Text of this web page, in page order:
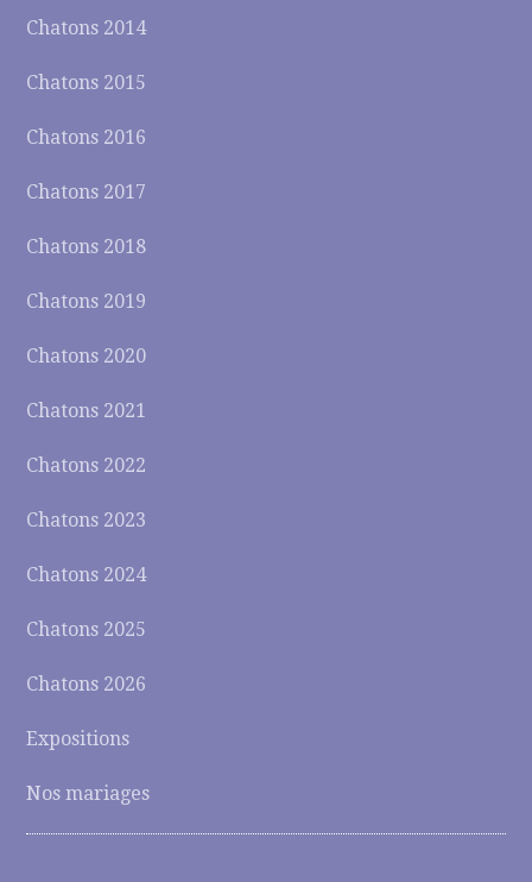
Chatons 2014
Chatons 2015
Chatons 2016
Chatons 2017
Chatons 2018
Chatons 2019
Chatons 2020
Chatons 2021
Chatons 2022
Chatons 2023
Chatons 2024
Chatons 2025
Chatons 2026
Expositions
Nos mariages